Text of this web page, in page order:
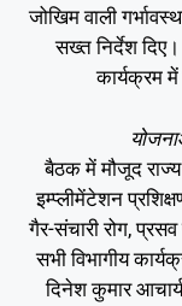
जोखिम वाली
सख्त निर्देश दिए।
कार्यक्रम
बैठक में मौजूद
इम्प्लीमेंटेशन
गैर-संचारी रोग,
सभी विभागीय
दिनेश कुमार